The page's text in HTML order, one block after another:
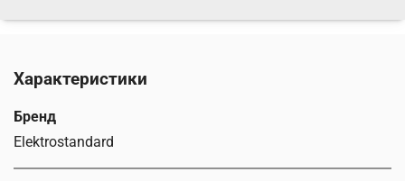
Характеристики
Бренд
Elektrostandard